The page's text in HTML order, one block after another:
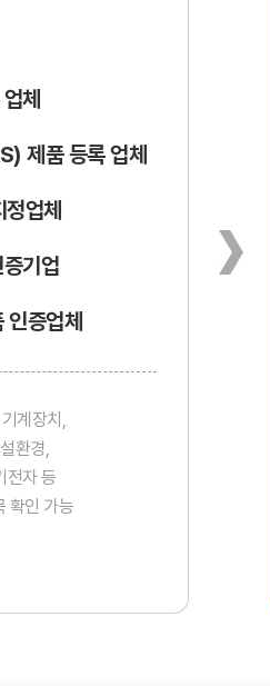
체
제품 등록 업체
업체
기업
인증업체
계장치,
환경,
전자 등
확인 가능